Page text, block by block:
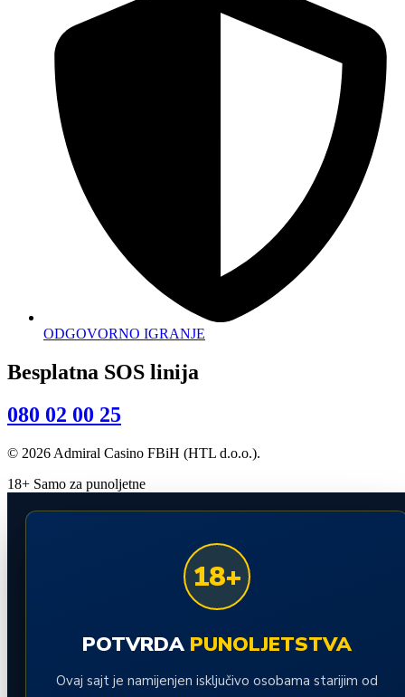
ODGOVORNO IGRANJE
Besplatna SOS linija
080 02 00 25
© 2026 Admiral Casino FBiH (HTL d.o.o.).
18+ Samo za punoljetne
18+
POTVRDA PUNOLJETSTVA
Ovaj sajt je namijenjen isključivo osobama starijim od